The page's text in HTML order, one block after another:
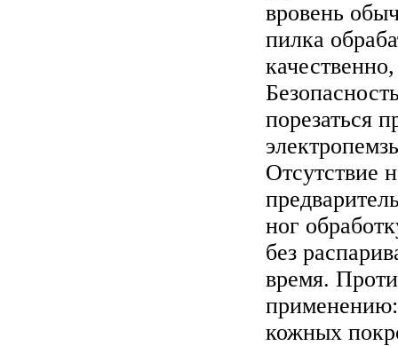
вровень
пилка
порезаться
Отсутствие
ног
без
время.
кожных